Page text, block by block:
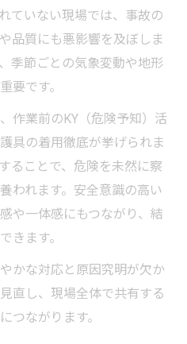
ていない現場では、事故の
品質にも悪影響を及ぼしま
季節ごとの気象変動や地形
要です。
作業前のKY（危険予知）活
具の着用徹底が挙げられま
ることで、危険を未然に察
われます。安全意識の高い
や一体感にもつながり、結
きます。
かな対応と原因究明が欠か
直し、現場全体で共有する
つながります。